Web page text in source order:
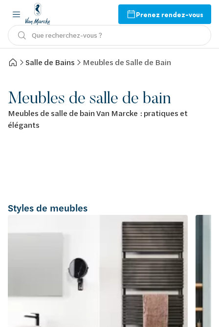
Prenez rendez-vous
Que recherchez-vous ?
Salle de Bains Meubles de Salle de Bain
Meubles de salle de bain
Meubles de salle de bain Van Marcke : pratiques et
élégants
Styles de meubles